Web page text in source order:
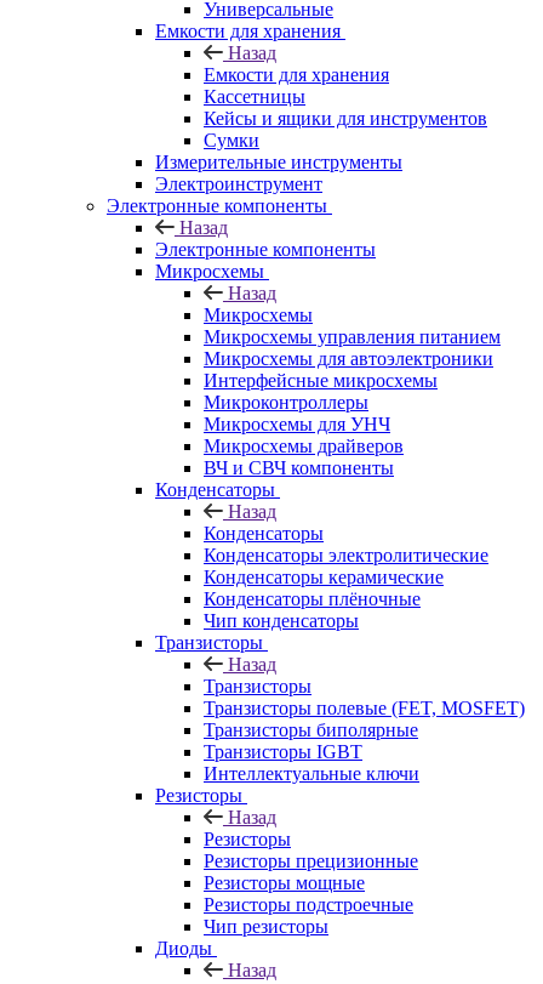
Универсальные
Емкости для хранения
Назад
Емкости для хранения
Кассетницы
Кейсы и ящики для инструментов
Сумки
Измерительные инструменты
Электроинструмент
Электронные компоненты
Назад
Электронные компоненты
Микросхемы
Назад
Микросхемы
Микросхемы управления питанием
Микросхемы для автоэлектроники
Интерфейсные микросхемы
Микроконтроллеры
Микросхемы для УНЧ
Микросхемы драйверов
ВЧ и СВЧ компоненты
Конденсаторы
Назад
Конденсаторы
Конденсаторы электролитические
Конденсаторы керамические
Конденсаторы плёночные
Чип конденсаторы
Транзисторы
Назад
Транзисторы
Транзисторы полевые (FET, MOSFET)
Транзисторы биполярные
Транзисторы IGBT
Интеллектуальные ключи
Резисторы
Назад
Резисторы
Резисторы прецизионные
Резисторы мощные
Резисторы подстроечные
Чип резисторы
Диоды
Назад